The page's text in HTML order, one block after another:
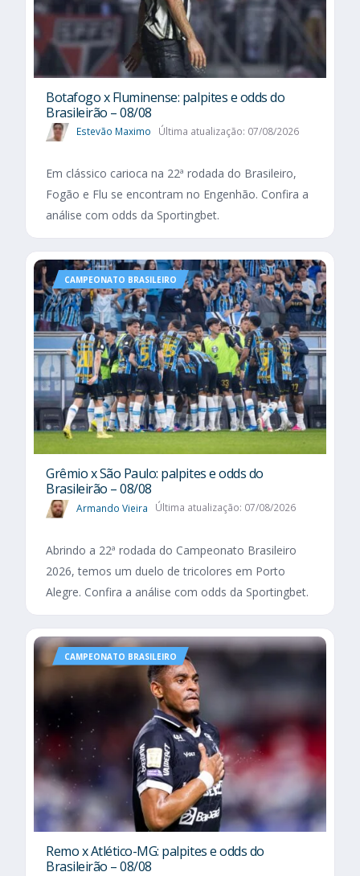
Botafogo x Fluminense: palpites e odds do
Brasileirão – 08/08
Estevão Maximo Última atualização: 07/08/2026
Em clássico carioca na 22ª rodada do Brasileiro,
Fogão e Flu se encontram no Engenhão. Confira a
análise com odds da Sportingbet.
CAMPEONATO BRASILEIRO
Grêmio x São Paulo: palpites e odds do
Brasileirão – 08/08
Armando Vieira Última atualização: 07/08/2026
Abrindo a 22ª rodada do Campeonato Brasileiro
2026, temos um duelo de tricolores em Porto
Alegre. Confira a análise com odds da Sportingbet.
CAMPEONATO BRASILEIRO
Remo x Atlético-MG: palpites e odds do
Brasileirão – 08/08